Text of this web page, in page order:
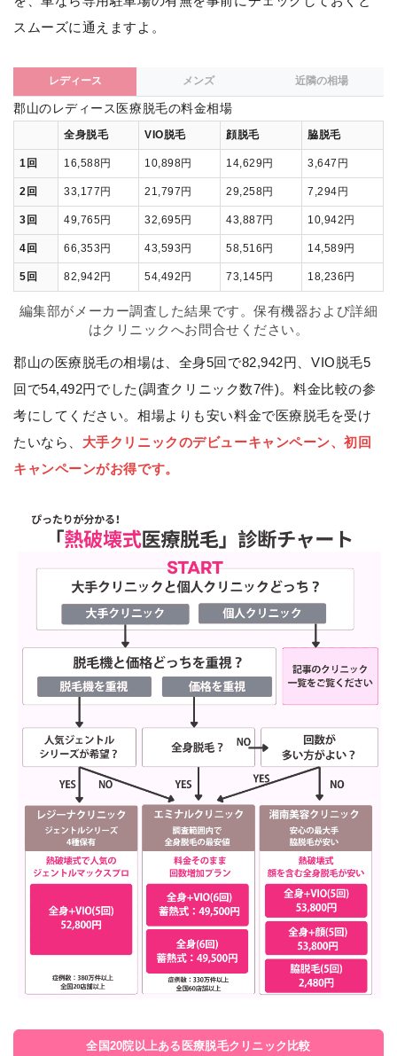
スムーズに通えますよ。
レディース メンズ 近隣の相場
郡山のレディース医療脱毛の料金相場
全身脱毛 VIO脱毛 顔脱毛 脇脱毛
1回 16,588円 10,898円 14,629円 3,647円
2回 33,177円 21,797円 29,258円 7,294円
3回 49,765円 32,695円 43,887円 10,942円
4回 66,353円 43,593円 58,516円 14,589円
5回 82,942円 54,492円 73,145円 18,236円
編集部がメーカー調査した結果です。保有機器および詳細
はクリニックへお問合せください。
郡山の医療脱毛の相場は、全身5回で82,942円、VIO脱毛5
回で54,492円でした(調査クリニック数7件)。料金比較の参
考にしてください。相場よりも安い料金で医療脱毛を受け
たいなら、 大手クリニックのデビューキャンペーン、初回
キャンペーンがお得です。
全国20院以上ある医療脱毛クリニック比較